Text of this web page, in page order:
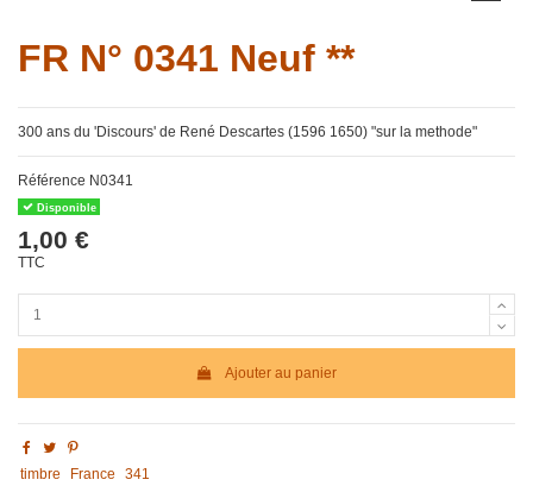
FR N° 0341 Neuf **
300 ans du 'Discours' de René Descartes (1596 1650) "sur la methode"
Référence N0341
Disponible
1,00 €
TTC
Ajouter au panier
timbre France 341